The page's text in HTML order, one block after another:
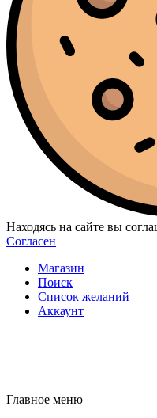
Находясь на сайте вы
Согласен
Магазин
Поиск
Список желаний
Аккаунт
Главное меню